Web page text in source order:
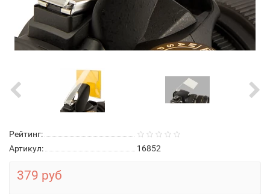
Рейтинг:
Артикул:
16852
379 руб